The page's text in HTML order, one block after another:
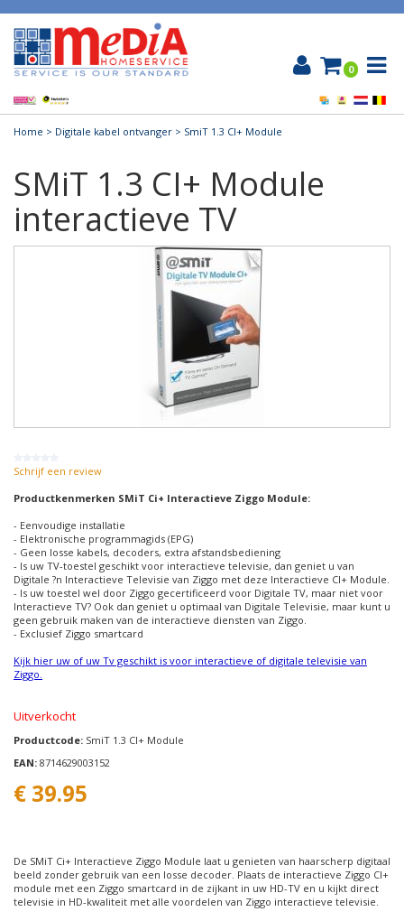
0
Home > Digitale kabel ontvanger > SmiT 1.3 CI+ Module
SMiT 1.3 CI+ Module
interactieve TV
Schrijf een review
Productkenmerken SMiT Ci+ Interactieve Ziggo Module:
- Eenvoudige installatie
- Elektronische programmagids (EPG)
- Geen losse kabels, decoders, extra afstandsbediening
- Is uw TV-toestel geschikt voor interactieve televisie, dan geniet u van
Digitale ?n Interactieve Televisie van Ziggo met deze Interactieve CI+ Module.
- Is uw toestel wel door Ziggo gecertificeerd voor Digitale TV, maar niet voor
Interactieve TV? Ook dan geniet u optimaal van Digitale Televisie, maar kunt u
geen gebruik maken van de interactieve diensten van Ziggo.
- Exclusief Ziggo smartcard
Kijk hier uw of uw Tv geschikt is voor interactieve of digitale televisie van
Ziggo.
Uitverkocht
Productcode: SmiT 1.3 CI+ Module
EAN: 8714629003152
€ 39.95
De SMiT Ci+ Interactieve Ziggo Module laat u genieten van haarscherp digitaal
beeld zonder gebruik van een losse decoder. Plaats de interactieve Ziggo CI+
module met een Ziggo smartcard in de zijkant in uw HD-TV en u kijkt direct
televisie in HD-kwaliteit met alle voordelen van Ziggo interactieve televisie.